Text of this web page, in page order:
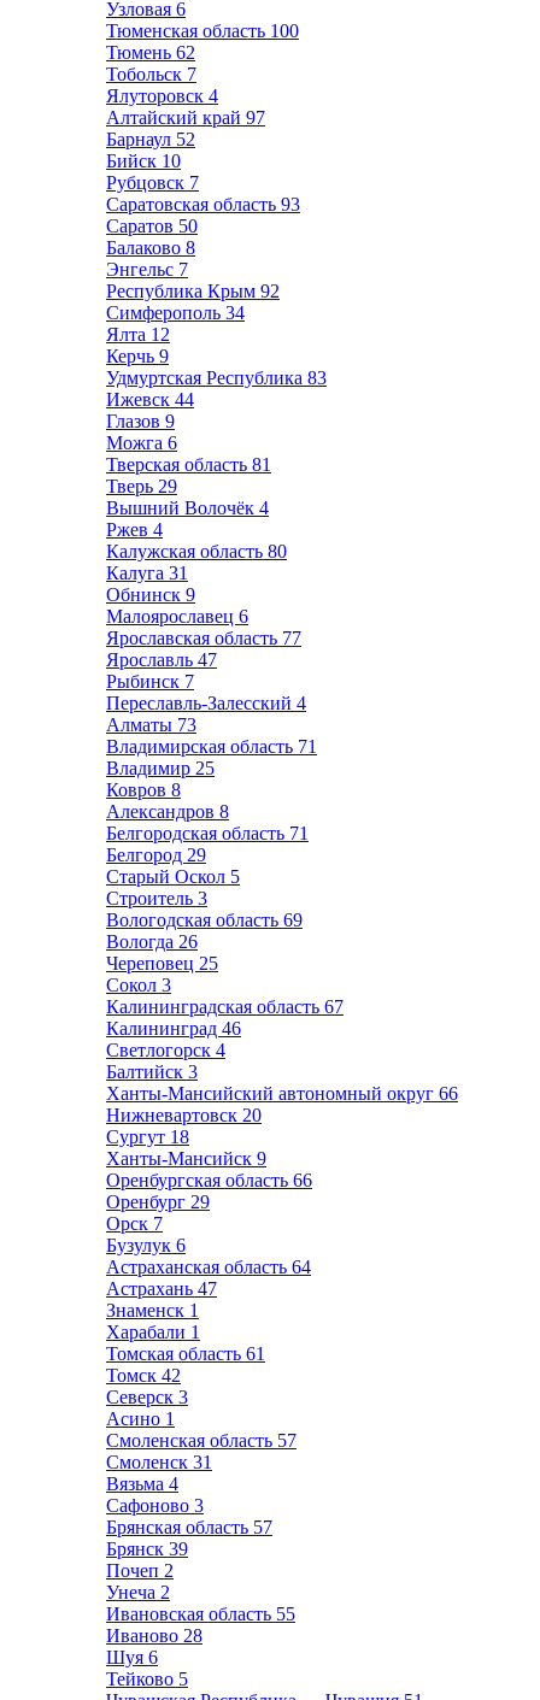
Узловая 6
Тюменская область 100
Тюмень 62
Тобольск 7
Ялуторовск 4
Алтайский край 97
Барнаул 52
Бийск 10
Рубцовск 7
Саратовская область 93
Саратов 50
Балаково 8
Энгельс 7
Республика Крым 92
Симферополь 34
Ялта 12
Керчь 9
Удмуртская Республика 83
Ижевск 44
Глазов 9
Можга 6
Тверская область 81
Тверь 29
Вышний Волочёк 4
Ржев 4
Калужская область 80
Калуга 31
Обнинск 9
Малоярославец 6
Ярославская область 77
Ярославль 47
Рыбинск 7
Переславль-Залесский 4
Алматы 73
Владимирская область 71
Владимир 25
Ковров 8
Александров 8
Белгородская область 71
Белгород 29
Старый Оскол 5
Строитель 3
Вологодская область 69
Вологда 26
Череповец 25
Сокол 3
Калининградская область 67
Калининград 46
Светлогорск 4
Балтийск 3
Ханты-Мансийский автономный округ 66
Нижневартовск 20
Сургут 18
Ханты-Мансийск 9
Оренбургская область 66
Оренбург 29
Орск 7
Бузулук 6
Астраханская область 64
Астрахань 47
Знаменск 1
Харабали 1
Томская область 61
Томск 42
Северск 3
Асино 1
Смоленская область 57
Смоленск 31
Вязьма 4
Сафоново 3
Брянская область 57
Брянск 39
Почеп 2
Унеча 2
Ивановская область 55
Иваново 28
Шуя 6
Тейково 5